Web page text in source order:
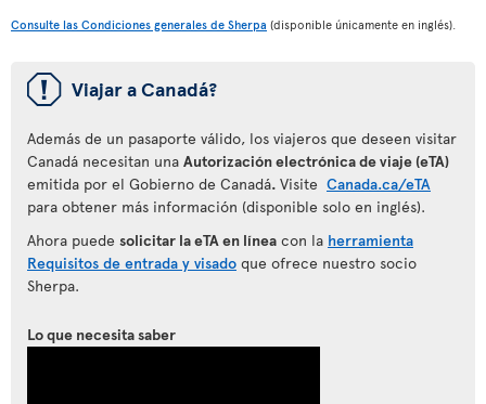
Consulte las Condiciones generales de Sherpa (disponible únicamente en inglés).
ü Viajar a Canadá?
Además de un pasaporte válido, los viajeros que deseen visitar
Canadá necesitan una Autorización electrónica de viaje (eTA)
emitida por el Gobierno de Canadá. Visite Canada.ca/eTA
para obtener más información (disponible solo en inglés).
Ahora puede solicitar la eTA en línea con la herramienta
Requisitos de entrada y visado que ofrece nuestro socio
Sherpa.
Lo que necesita saber